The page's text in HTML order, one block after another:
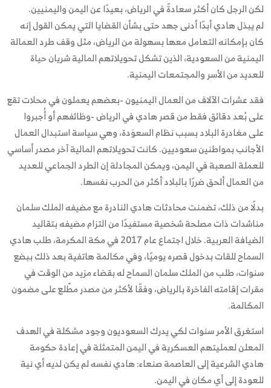
لكن الرجل كان أكثر سعادةً في الرياض، بعيدًا عن اليمن واليمنيين.
لم يبذل هادي أبدًا أدنى جهد حتى بشأن القضايا التي يمكن القول إنه
كان بإمكانه التعامل معها بسهولة من الرياض، مثل وقف طرد العمالة
اليمنية من السعودية، الذين تشكل تحويلاتهم المالية شريان حياة
للعديد من الأسر والمجتمعات اليمنية.
فقد عشرات الآلاف من العمال اليمنيون -بعضهم يعملون في محلات تقع
على بُعد دقائق فقط من قصر هادي في الرياض -وظائفهم أو أُجبروا
على مغادرة البلاد بسبب نظام السعوَدة، وهي سياسة استبدال العمال
الأجانب بمواطنين سعوديين. كانت تحويلاتهم المالية آخر مصدر أساسي
للعملة الصعبة في اليمن، ويمكن المجادلة إن الطرد الجماعي للعديد
من العمال ألحق ضررًا بالبلاد أكثر من الحرب نفسها.
بدلًا من ذلك، تضمنت محادثات هادي النادرة مع مضيفه الملك سلمان
مناشدات ذات مصلحة شخصية مستفيدًا من التزام مضيفه بتقاليد
الضيافة العربية. خلال اجتماع عام 2017 في مكة المكرمة، طلب هادي
السماح للقات بدخول قصره يوميًا، وفي مكالمة هاتفية بعد ذلك ببضع
سنوات، طلب من الملك سلمان السماح له بقضاء مزيد من الوقت في
مقرات إقامته الفاخرة بالرياض، وفقًا لأكثر من مصدر مطّلع على مضمون
المكالمة.
استغرق الأمر سنوات لكي يدرك السعوديون وجود مشكلة في الهدف
المعلن لعمليتهم العسكرية في اليمن المتمثلة في إعادة حكومة
هادي الشرعية إلى العاصمة صنعاء: هادي نفسه لم يكن لديه أي نية
للعودة إلى أي مكان في اليمن.